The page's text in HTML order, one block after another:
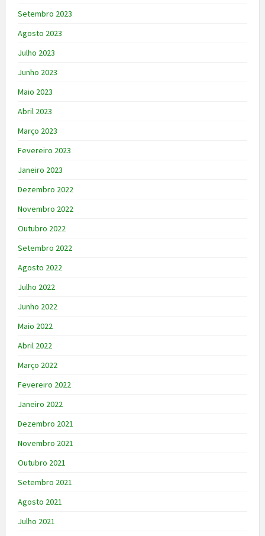
Setembro 2023
Agosto 2023
Julho 2023
Junho 2023
Maio 2023
Abril 2023
Março 2023
Fevereiro 2023
Janeiro 2023
Dezembro 2022
Novembro 2022
Outubro 2022
Setembro 2022
Agosto 2022
Julho 2022
Junho 2022
Maio 2022
Abril 2022
Março 2022
Fevereiro 2022
Janeiro 2022
Dezembro 2021
Novembro 2021
Outubro 2021
Setembro 2021
Agosto 2021
Julho 2021